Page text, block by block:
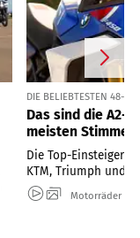
DIE BELIEBTESTEN 48-
Das sind die A2-
meisten Stimmen
Die Top-Einsteiger-
KTM, Triumph und
Motorräder